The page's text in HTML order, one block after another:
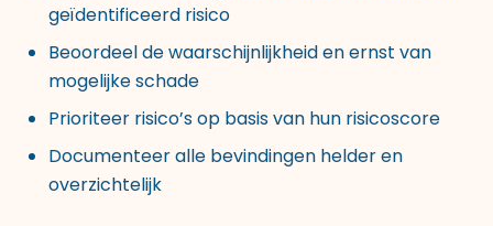
geïdentificeerd risico
Beoordeel de waarschijnlijkheid en ernst van
mogelijke schade
Prioriteer risico’s op basis van hun risicoscore
Documenteer alle bevindingen helder en
overzichtelijk